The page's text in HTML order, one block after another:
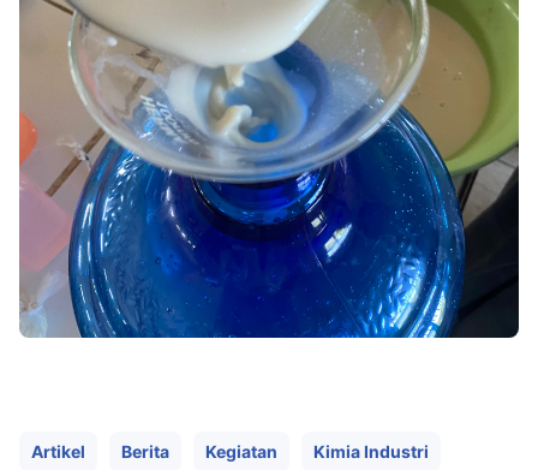
Artikel Berita Kegiatan Kimia Industri